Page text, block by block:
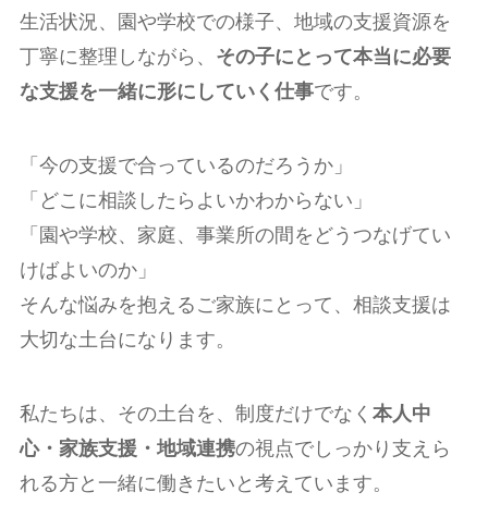
生活状況、園や学校での様子、地域の支援資源を
丁寧に整理しながら、 その子にとって本当に必要
な支援を一緒に形にしていく仕事です。
「今の支援で合っているのだろうか」
「どこに相談したらよいかわからない」
「園や学校、家庭、事業所の間をどうつなげてい
けばよいのか」
そんな悩みを抱えるご家族にとって、相談支援は
大切な土台になります。
私たちは、その土台を、制度だけでなく 本人中
心・家族支援・地域連携の視点でしっかり支えら
れる方と一緒に働きたいと考えています。